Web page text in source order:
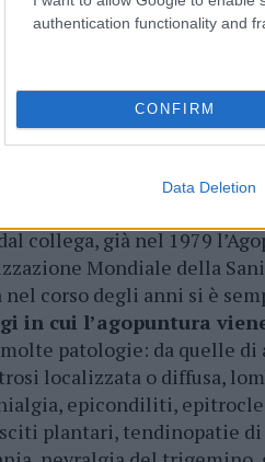
authentication functionality and
CONFIRM
Data Deletion
Italia, per legge,
da medici abilitati
nello specifico,
collega, già nel 1979
Mondiale della
corso degli anni si è
in cui l’agopuntura
patologie: da quelle di
localizzata o diffusa,
epicondiliti,
plantari, tendinopatie